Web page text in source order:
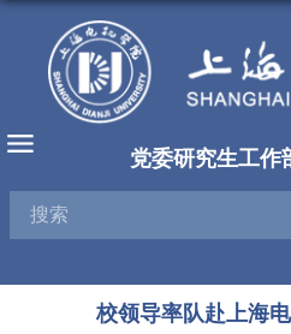
党委研究生工作
校领导率队赴上海